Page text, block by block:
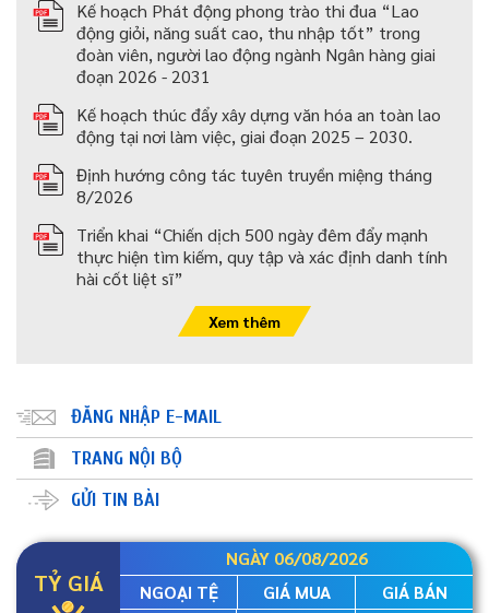
Kế hoạch Phát động phong trào thi đua “Lao
động giỏi, năng suất cao, thu nhập tốt” trong
đoàn viên, người lao động ngành Ngân hàng giai
đoạn 2026 - 2031
Kế hoạch thúc đẩy xây dựng văn hóa an toàn lao
động tại nơi làm việc, giai đoạn 2025 – 2030.
Định hướng công tác tuyên truyền miệng tháng
8/2026
Triển khai “Chiến dịch 500 ngày đêm đẩy mạnh
thực hiện tìm kiếm, quy tập và xác định danh tính
hài cốt liệt sĩ”
Xem thêm
ĐĂNG NHẬP E-MAIL
TRANG NỘI BỘ
GỬI TIN BÀI
TỶ GIÁ
NGÀY 06/08/2026
NGOẠI TỆ
GIÁ MUA
GIÁ BÁN